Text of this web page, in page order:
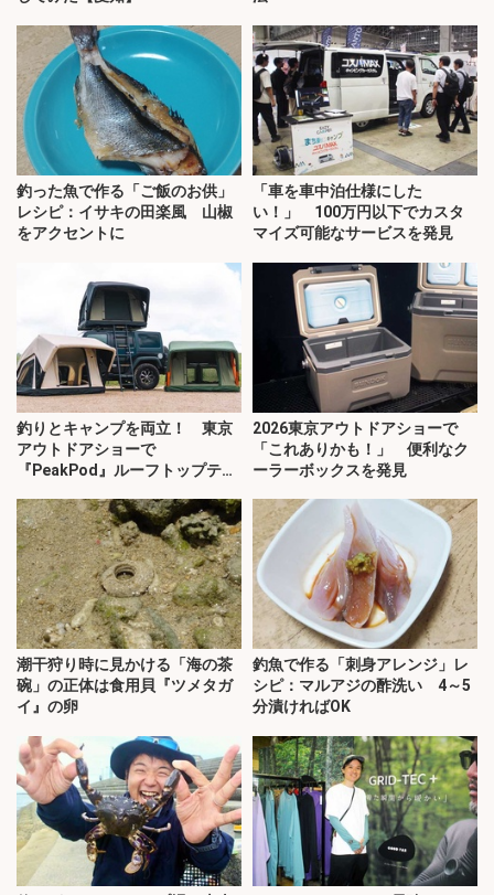
釣った魚で作る「ご飯のお供」
レシピ：イサキの田楽風 山椒
をアクセントに
「車を車中泊仕様にした
い！」 100万円以下でカスタ
マイズ可能なサービスを発見
釣りとキャンプを両立！ 東京
アウトドアショーで
『PeakPod』ルーフトップテン
2026東京アウトドアショーで
「これありかも！」 便利なク
ーラーボックスを発見
潮干狩り時に見かける「海の茶
碗」の正体は食用貝『ツメタガ
イ』の卵
釣魚で作る「刺身アレンジ」レ
シピ：マルアジの酢洗い 4～5
分漬ければOK